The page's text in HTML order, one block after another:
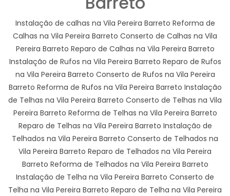
Instalação de calhas na Vila Pereira Barreto Reforma de
Calhas na Vila Pereira Barreto Conserto de Calhas na Vila
Pereira Barreto Reparo de Calhas na Vila Pereira Barreto
Instalação de Rufos na Vila Pereira Barreto Reparo de Rufos
na Vila Pereira Barreto Conserto de Rufos na Vila Pereira
Barreto Reforma de Rufos na Vila Pereira Barreto Instalação
de Telhas na Vila Pereira Barreto Conserto de Telhas na Vila
Pereira Barreto Reforma de Telhas na Vila Pereira Barreto
Reparo de Telhas na Vila Pereira Barreto Instalação de
Telhados na Vila Pereira Barreto Conserto de Telhados na
Vila Pereira Barreto Reparo de Telhados na Vila Pereira
Barreto Reforma de Telhados na Vila Pereira Barreto
Instalação de Telha na Vila Pereira Barreto Conserto de
Telha na Vila Pereira Barreto Reparo de Telha na Vila Pereira